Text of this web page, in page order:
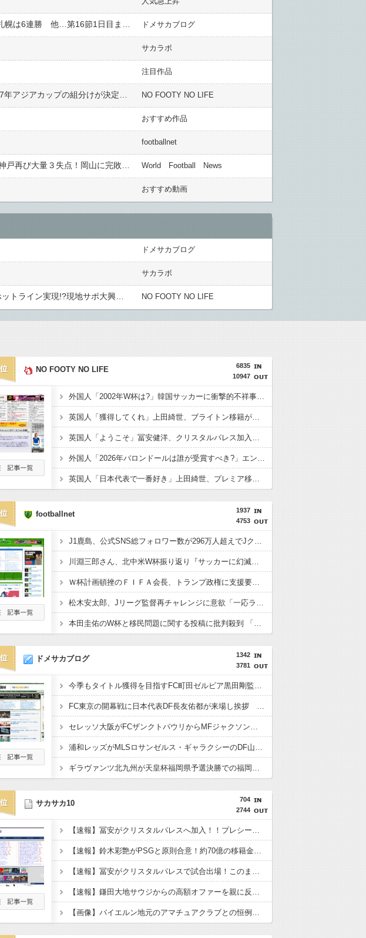
ドメサカブログ
サカラボ
注目作品
NO FOOTY NO LIFE
おすすめ作品
footballnet
World Football News
おすすめ動画
ドメサカブログ
サカラボ
NO FOOTY NO LIFE
6835
10947
NO FOOTY NO LIFE
外国人「2002年W杯は?」韓国サッカーに衝撃的不祥事！W杯予選でレフリーへの性的接待発覚！海外騒然！【海外の反応】
英国人「獲得してくれ」上田綺世、ブライトン移籍が浮上！三笘薫との日本代表ホットライン実現!?現地サポ大興奮！「勘弁してくれ」と危惧される懸念点とは!?【海外の反応】
英国人「ようこそ」冨安健洋、クリスタルパレス加入が決定的に！メディカル検査をパス！現地サポが歓迎！アーセナルファンも祝福！【海外の反応】
外国人「2026年バロンドールは誰が受賞すべき?」エンバペ、今季無冠でも初受賞か!?海外ファンが考える本命とは!?【海外の反応】
英国人「日本代表で一番好き」上田綺世、プレミア移籍が浮上！現地サポが大興奮！獲得を望む声が殺到！【海外の反応】
1937
4753
footballnet
J1鹿島、公式SNS総フォロワー数が296万人超えでJクラブ最多に 海外発信強化が結実
川淵三郎さん、北中米W杯振り返り『サッカーに幻滅した人多いのでは…』審判や汚いプレーに怒り…
Ｗ杯計画頓挫のＦＩＦＡ会長、トランプ政権に支援要請＝米紙
松木安太郎、Jリーグ監督再チャレンジに意欲「一応ライセンスも持っているので」 ヴェルディ川崎の監督時代には2連覇を達成
本田圭佑のW杯と移民問題に関する投稿に批判殺到 「問題発言だとわからないのか？」「ネタにするな」 釈明も火に油
1342
3781
ドメサカブログ
今季もタイトル獲得を目指すFC町田ゼルビア黒田剛監督が抱負を語る
FC東京の開幕戦に日本代表DF長友佑都が来場し挨拶 去就に注目集まる
セレッソ大阪がFCザンクトパウリからMFジャクソン・アーバインを完全移籍で獲得と発表 「チームがさらに良くなる手助けをしたいと思っています」
浦和レッズがMLSロサンゼルス・ギャラクシーのDF山根視来を獲得へ 曺貴裁監督の湘南時代の教え子
ギラヴァンツ北九州が天皇杯福岡県予選決勝での福岡大とのトラブルを謝罪 退場のFW永井龍には2試合の出場停止処分
704
2744
サカサカ10
【速報】冨安がクリスタルパレスへ加入！！プレシーズン参加から本契約へ！
【速報】鈴木彩艶がPSGと原則合意！約70億の移籍金となる模様
【速報】冨安がクリスタルパレスで試合出場！このまま内定の声が上がっている模様wwwww
【速報】鎌田大地サウジからの高額オファーを親に反対され断っていたwwwww
【画像】バイエルン地元のアマチュアクラブとの恒例の試合の結果がこちらwwwww